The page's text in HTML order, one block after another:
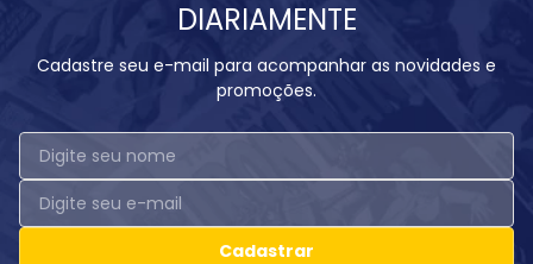
DIARIAMENTE
Cadastre seu e-mail para acompanhar as novidades e
promoções.
Cadastrar